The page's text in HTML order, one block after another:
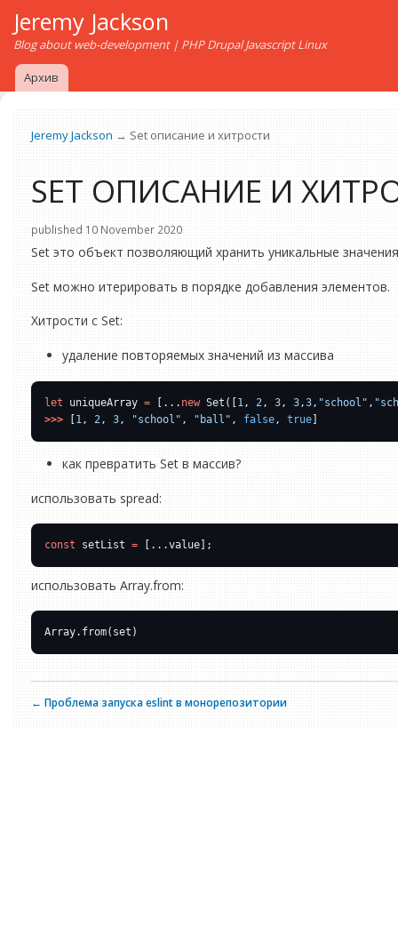
Jeremy Jackson
Blog about web-development | PHP Drupal Javascript Linux
Архив
Jeremy Jackson → Set описание и хитрости
SET ОПИСАНИЕ И
published 10 November 2020
Set это объект позволяющий хранить уникальные
Set можно итерировать в порядке добавления элементов.
Хитрости с Set:
удаление повторяемых значений из массива
let uniqueArray = [... new Set([1 , 2 , 3 , 3 ,3 , "school" ,
>>> [1 , 2 , 3 , "school" , "ball" , false , true
как превратить Set в массив?
использовать spread:
const setList =
использовать Array.from:
← Проблема запуска eslint в монорепозитории